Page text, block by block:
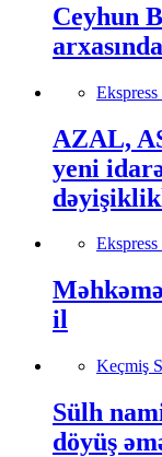
Ceyhun
AZAL,
yeni
il
Keçmiş
Sülh
döyüş